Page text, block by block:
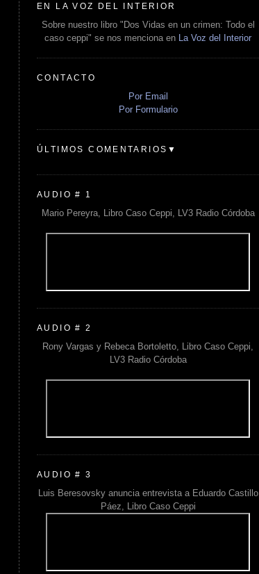
EN LA VOZ DEL INTERIOR
Sobre nuestro libro "Dos Vidas en un crimen: Todo el
caso ceppi" se nos menciona en
La Voz del Interior
CONTACTO
Por Email
Por Formulario
ÚLTIMOS COMENTARIOS▼
AUDIO # 1
Mario Pereyra, Libro Caso Ceppi, LV3 Radio Córdoba
AUDIO # 2
Rony Vargas y Rebeca Bortoletto, Libro Caso Ceppi,
LV3 Radio Córdoba
AUDIO # 3
Luis Beresovsky anuncia entrevista a Eduardo Castillo
Páez, Libro Caso Ceppi